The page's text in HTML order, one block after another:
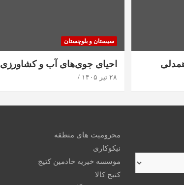
سیستان و بلوچستان
احیای جوی‌های آب و کشاورزی
۲۸ تیر ۱۴۰۵
محرومیت های منطقه
نیکوکاری
موسسه خیریه خادمین کتیج
کتیج کالا